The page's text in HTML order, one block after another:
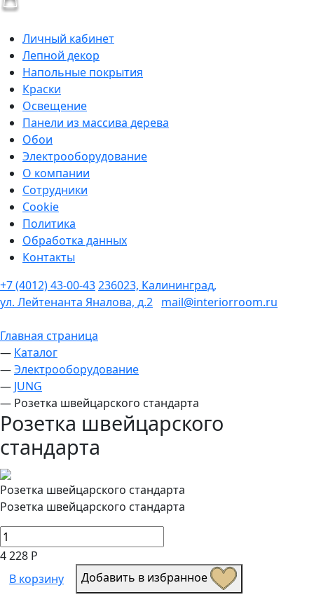
Личный кабинет
Лепной декор
Напольные покрытия
Краски
Освещение
Панели из массива дерева
Обои
Электрооборудование
О компании
Сотрудники
Cookie
Политика
Обработка данных
Контакты
+7 (4012) 43-00-43236023, Калининград,
ул. Лейтенанта Яналова, д.2 mail@interiorroom.ru
Главная страница
— Каталог
—Электрооборудование
— JUNG
— Розетка швейцарского стандарта
Розетка швейцарского
стандарта
Розетка швейцарского стандарта
Розетка швейцарского стандарта
4 228 Р
В корзину
Добавить в избранное